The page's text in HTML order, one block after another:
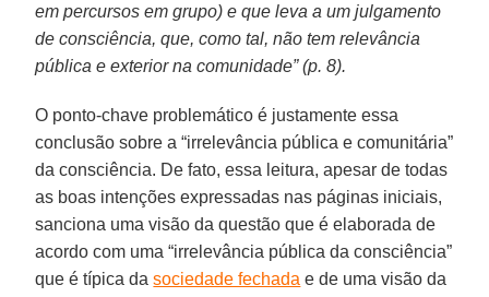
em percursos em grupo) e que leva a um julgamento
de consciência, que, como tal, não tem relevância
pública e exterior na comunidade” (p. 8).
O ponto-chave problemático é justamente essa
conclusão sobre a “irrelevância pública e comunitária”
da consciência. De fato, essa leitura, apesar de todas
as boas intenções expressadas nas páginas iniciais,
sanciona uma visão da questão que é elaborada de
acordo com uma “irrelevância pública da consciência”
que é típica dasociedade fechada e de uma visão da